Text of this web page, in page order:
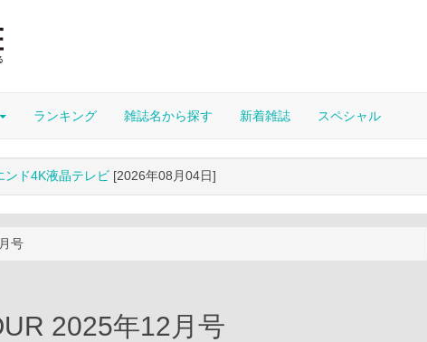
ランキング 雑誌名から探す 新着雑誌 スペシャル
ンド4K液晶テレビ [2026年08月04日]
号
2025年12月号